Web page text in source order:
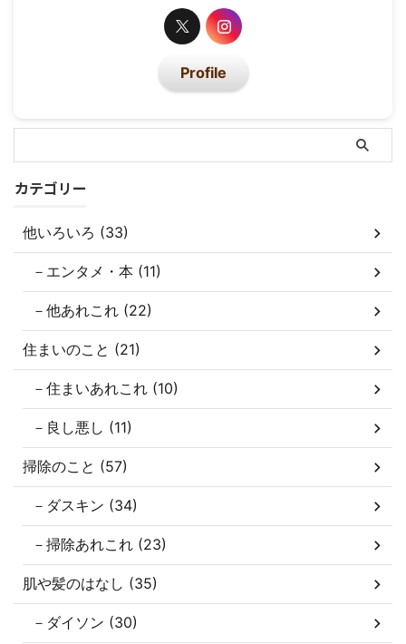
Profile
カテゴリー
他いろいろ (33)
－エンタメ・本 (11)
－他あれこれ (22)
住まいのこと (21)
－住まいあれこれ (10)
－良し悪し (11)
掃除のこと (57)
－ダスキン (34)
－掃除あれこれ (23)
肌や髪のはなし (35)
－ダイソン (30)